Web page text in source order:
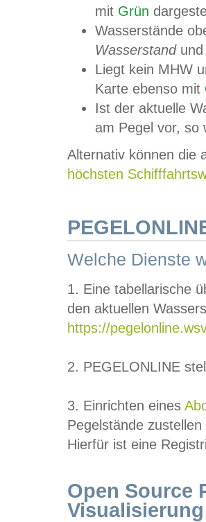
mit Grün
Wasserstände
Wasserstandund
Liegt kein MHW
Karte ebenso mit
Ist der aktuelle
am Pegel vor,
Alternativ können die
höchsten
Welche Dienste
1. Eine tabellarische
den aktuellen
https://
2. PEGELONLINE
3. Einrichten eines
Pegelstände
Hierfür ist eine
Open Source
Visualisierung